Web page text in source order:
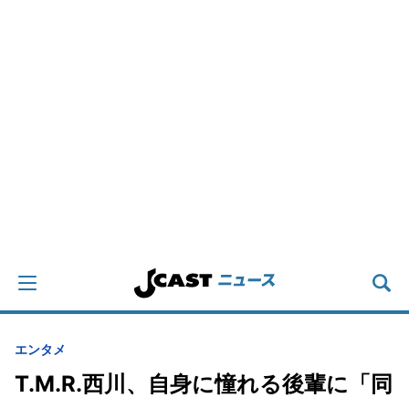
エンタメ
T.M.R.西川、自身に憧れる後輩に「同